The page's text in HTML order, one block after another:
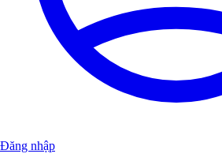
Đăng nhập